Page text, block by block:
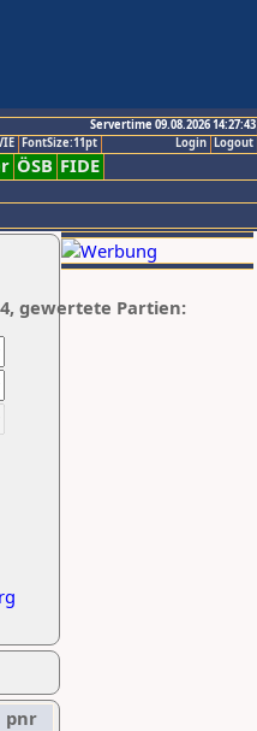
Servertime 09.08.2026 14:27:43
Logout
Login
FontSize:11pt
ÖSB FIDE
gewertete Partien:
pnr